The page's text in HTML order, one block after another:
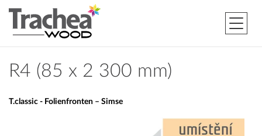
R4 (85 x 2 300 mm)
T.classic - Folienfronten – Simse